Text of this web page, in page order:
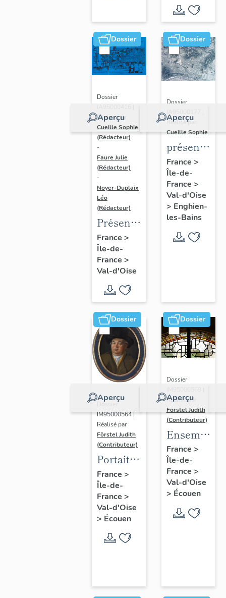
Dossier
Aperçu
Dossier
Réalisé par
Cueille Sophie
(Rédacteur)
-
Faure Julie
(Rédacteur)
-
Noyer-Duplaix
Léo
(Rédacteur)
Présentation
de
l'étude
du
de
l'agglomération
de
Cergy-
Pontoise
France >
Île-de-
France >
Val-d'Oise
Dossier
Aperçu
Dossier
Réalisé par
Cueille Sophie
de
l'étude
du
patrimoine
d'Enghien-
Les-
Bains
France >
Île-de-
France >
Val-d'Oise
> Enghien-
les-Bains
Dossier
Aperçu
Dossier
IM95000564 |
Réalisé par
Förstel Judith
(Contributeur)
Portait
d'homme
en
médaillon
ovale.
France >
Île-de-
France >
Val-d'Oise
> Écouen
Dossier
Aperçu
Dossier
Réalisé par
Förstel Judith
(Contributeur)
Ensemble
des
verrières
du
XVIIIe
siècle
France >
Île-de-
France >
Val-d'Oise
> Écouen